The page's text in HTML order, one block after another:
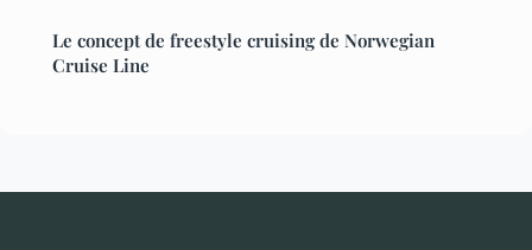
Le concept de freestyle cruising de Norwegian
Cruise Line